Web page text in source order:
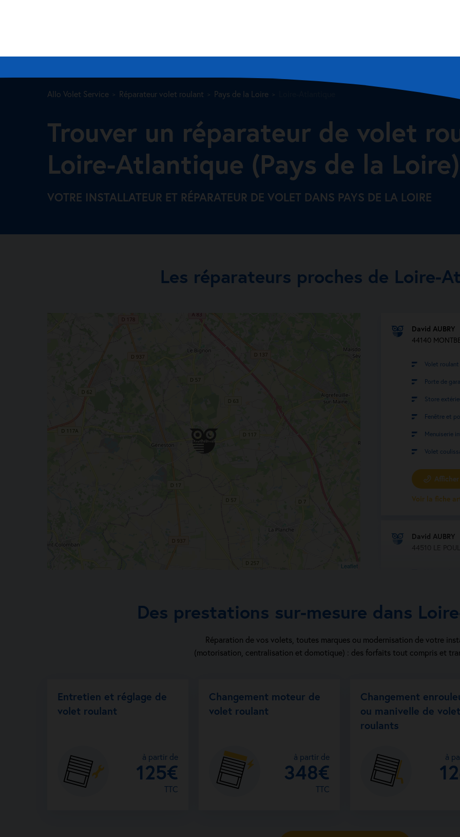
Allo Volet Service Réparateur volet roulant Pays de la Loire
Trouver un réparateur de volet
Loire-Atlantique (Pays de la Loire)
VOTRE INSTALLATEUR ET RÉPARATEUR DE VOLET DANS PAYS DE LA LOIRE
Les réparateurs proches de Loire-
Leaflet
David AUBRY
44140
Volet roulant
Porte de
Store
Fenêtre et
Menuiserie
Volet
Afficher
Voir la fiche
David AUBRY
44510 LE
Store extérieur
Moustiquaire
Persienne
Voir la fiche
Des prestations sur-mesure dans
Réparation de vos volets, toutes marques ou modernisation de votre
(motorisation, centralisation et domotique) : des forfaits tout compris et
Entretien et réglage de
volet roulant
à partir de
125€
TTC
Changement moteur de
volet roulant
à partir de
348€
TTC
Changement
ou manivelle de
roulants
à